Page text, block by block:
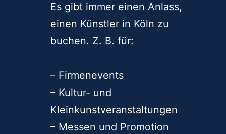
Es gibt immer einen Anlass,
einen Künstler in Köln zu
buchen. Z. B. für:
– Firmenevents
– Kultur- und
Kleinkunstveranstaltungen
– Messen und Promotion